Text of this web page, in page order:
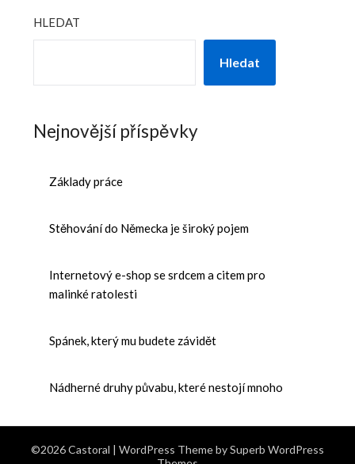
HLEDAT
Hledat
Nejnovější příspěvky
Základy práce
Stěhování do Německa je široký pojem
Internetový e-shop se srdcem a citem pro
malinké ratolesti
Spánek, který mu budete závidět
Nádherné druhy půvabu, které nestojí mnoho
©2026 Castoral | WordPress Theme bySuperb WordPress